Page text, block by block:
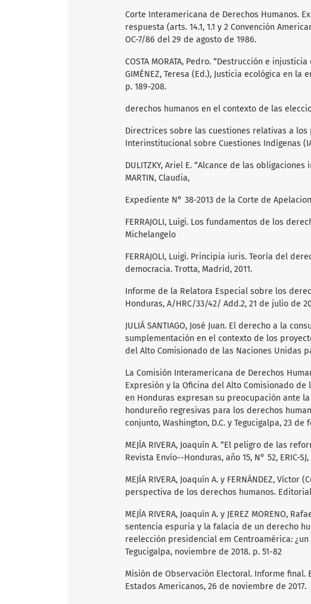
Corte Interamericana de Derechos Humanos.
respuesta (arts. 14.1, 1.1 y 2 Convención
OC-7/86 del 29 de agosto de 1986.
COSTA MORATA, Pedro. “Destrucción e
GIMÉNEZ, Teresa (Ed.), Justicia ecológica en
p. 189-208.
derechos humanos en el contexto de las
Directrices sobre las cuestiones relativas a los
Interinstitucional sobre Cuestiones Indígenas
DULITZKY, Ariel E. “Alcance de las
MARTIN, Claudia,
Expediente N° 38-2013 de la Corte de
FERRAJOLI, Luigi. Los fundamentos de los
Michelangelo
FERRAJOLI, Luigi. Principia iuris. Teoría del
democracia. Trotta, Madrid, 2011.
Informe de la Relatora Especial sobre los
Honduras, A/HRC/33/42/ Add.2, 21 de julio de
JULIÁ SANTIAGO, José Juan. El derecho a la
sumplementación en el contexto de los
del Alto Comisionado de las Naciones Unidas
La Comisión Interamericana de Derechos
Expresión y la Oficina del Alto Comisionado
en Honduras expresan su preocupación ante
hondureño regresivas para los derechos
conjunto, Washington, D.C. y Tegucigalpa, 23 de
MEJÍA RIVERA, Joaquín A. “El peligro de las
Revista Envío--Honduras, año 15, N° 52, ERIC-
MEJÍA RIVERA, Joaquín A. y FERNÁNDEZ,
perspectiva de los derechos humanos.
MEJÍA RIVERA, Joaquín A. y JEREZ MORENO,
sentencia espuria y la falacia de un derecho
reelección presidencial em Centroamérica:
Tegucigalpa, noviembre de 2018. p. 51-82
Misión de Observación Electoral. Informe final.
Estados Americanos, 26 de noviembre de 2017.